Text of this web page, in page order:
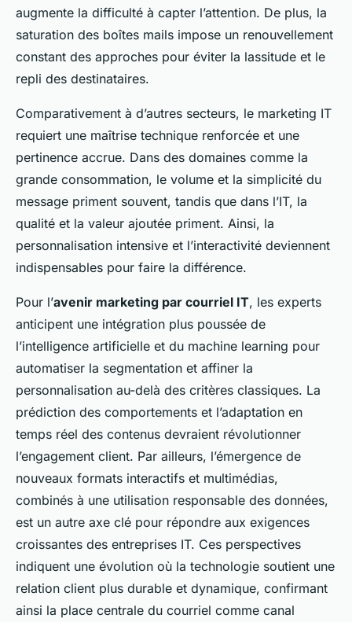
augmente la difficulté à capter l’attention. De plus, la
saturation des boîtes mails impose un renouvellement
constant des approches pour éviter la lassitude et le
repli des destinataires.
Comparativement à d’autres secteurs, le marketing IT
requiert une maîtrise technique renforcée et une
pertinence accrue. Dans des domaines comme la
grande consommation, le volume et la simplicité du
message priment souvent, tandis que dans l’IT, la
qualité et la valeur ajoutée priment. Ainsi, la
personnalisation intensive et l’interactivité deviennent
indispensables pour faire la différence.
Pour l’avenir marketing par courriel IT, les experts
anticipent une intégration plus poussée de
l’intelligence artificielle et du machine learning pour
automatiser la segmentation et affiner la
personnalisation au-delà des critères classiques. La
prédiction des comportements et l’adaptation en
temps réel des contenus devraient révolutionner
l’engagement client. Par ailleurs, l’émergence de
nouveaux formats interactifs et multimédias,
combinés à une utilisation responsable des données,
est un autre axe clé pour répondre aux exigences
croissantes des entreprises IT. Ces perspectives
indiquent une évolution où la technologie soutient une
relation client plus durable et dynamique, confirmant
ainsi la place centrale du courriel comme canal